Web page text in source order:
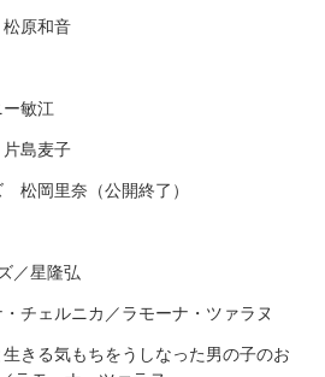
原和音
敏江
島麦子
松岡里奈（公開終了）
／星隆弘
チェルニカ／ラモーナ・ツァラヌ
きる気もちをうしなった男の子のお